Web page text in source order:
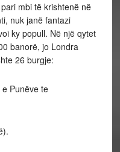
mbi të krishtenë në
nuk janë fantazi
ky popull. Në një qytet
banorë, jo Londra
26 burgje:
Punëve te